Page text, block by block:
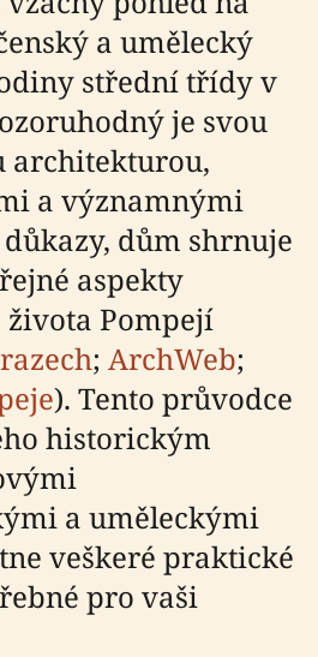
a umělecký
střední třídy v
je svou
architekturou,
a významnými
dům shrnuje
aspekty
Pompejí
; ArchWeb;
). Tento průvodce
historickým
a uměleckými
veškeré praktické
pro vaši